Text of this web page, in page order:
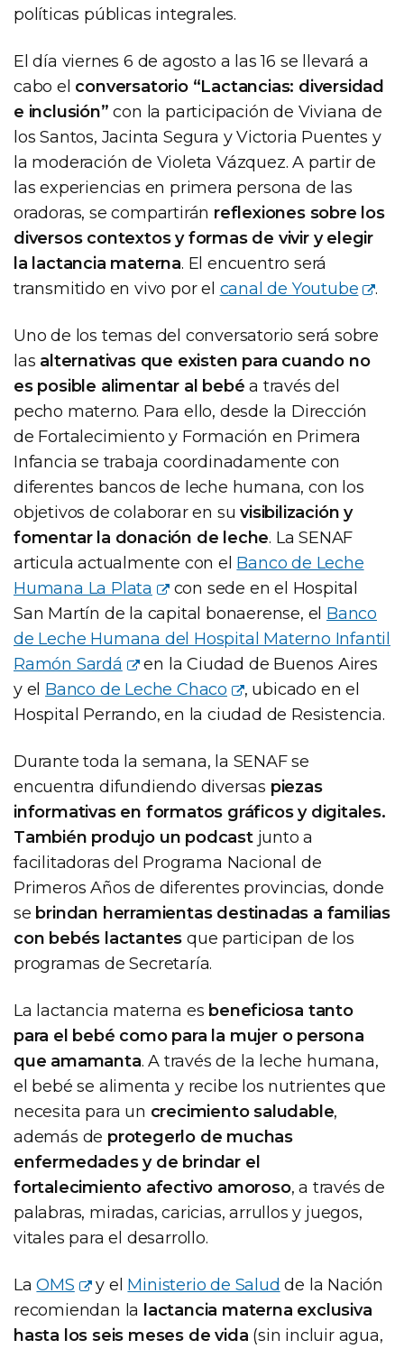
políticas públicas integrales.
El día viernes 6 de agosto a las 16 se llevará a
cabo el conversatorio “Lactancias: diversidad
e inclusión” con la participación de Viviana de
los Santos, Jacinta Segura y Victoria Puentes y
la moderación de Violeta Vázquez. A partir de
las experiencias en primera persona de las
oradoras, se compartirán reflexiones sobre los
diversos contextos y formas de vivir y elegir
la lactancia materna. El encuentro será
transmitido en vivo por el canal de Youtube .
Uno de los temas del conversatorio será sobre
las alternativas que existen para cuando no
es posible alimentar al bebé a través del
pecho materno. Para ello, desde la Dirección
de Fortalecimiento y Formación en Primera
Infancia se trabaja coordinadamente con
diferentes bancos de leche humana, con los
objetivos de colaborar en suvisibilización y
fomentar la donación de leche. La SENAF
articula actualmente con el Banco de Leche
Humana La Plata
con sede en el Hospital
San Martín de la capital bonaerense, el Banco
de Leche Humana del Hospital Materno Infantil
Ramón Sardá
en la Ciudad de Buenos Aires
y el Banco de Leche Chaco
, ubicado en el
Hospital Perrando, en la ciudad de Resistencia.
Durante toda la semana, la SENAF se
encuentra difundiendo diversas piezas
informativas en formatos gráficos y digitales.
También produjo un podcastjunto a
facilitadoras del Programa Nacional de
Primeros Años de diferentes provincias, donde
se brindan herramientas destinadas a familias
con bebés lactantes que participan de los
programas de Secretaría.
La lactancia materna es beneficiosa tanto
para el bebé como para la mujer o persona
que amamanta. A través de la leche humana,
el bebé se alimenta y recibe los nutrientes que
necesita para un crecimiento saludable,
además de protegerlo de muchas
enfermedades y de brindar el
fortalecimiento afectivo amoroso, a través de
palabras, miradas, caricias, arrullos y juegos,
vitales para el desarrollo.
LaOMS y el Ministerio de Salud de la Nación
recomiendan la lactancia materna exclusiva
hasta los seis meses de vida (sin incluir agua,